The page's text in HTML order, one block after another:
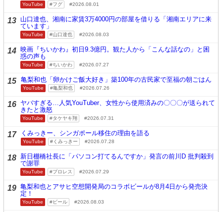
YouTube フグ 2026.08.01
13 山口達也、湘南に家賃3万4000円の部屋を借りる「湘南エリアに来
ています」
YouTube 山口達也 2026.08.03
14 映画『ちいかわ』初日9.3億円。観た人から「こんな話なの」と困
惑の声も
YouTube ちいかわ 2026.07.27
15 亀梨和也「卵かけご飯大好き」築100年の古民家で至福の朝ごはん
YouTube 亀梨和也 2026.07.26
16 ヤバすぎる…人気YouTuber、女性から使用済みの〇〇〇が送られて
きたと激怒
YouTube タケヤキ翔 2026.07.31
17 くみっきー、シンガポール移住の理由を語る
YouTube くみっきー 2026.07.28
18 新日棚橋社長に「パソコン打てるんですか」発言の前川D 批判殺到
で謝罪
YouTube プロレス 2026.07.29
19 亀梨和也とアサヒ空想開発局のコラボビールが8月4日から発売決
定！
YouTube ビール 2026.08.03